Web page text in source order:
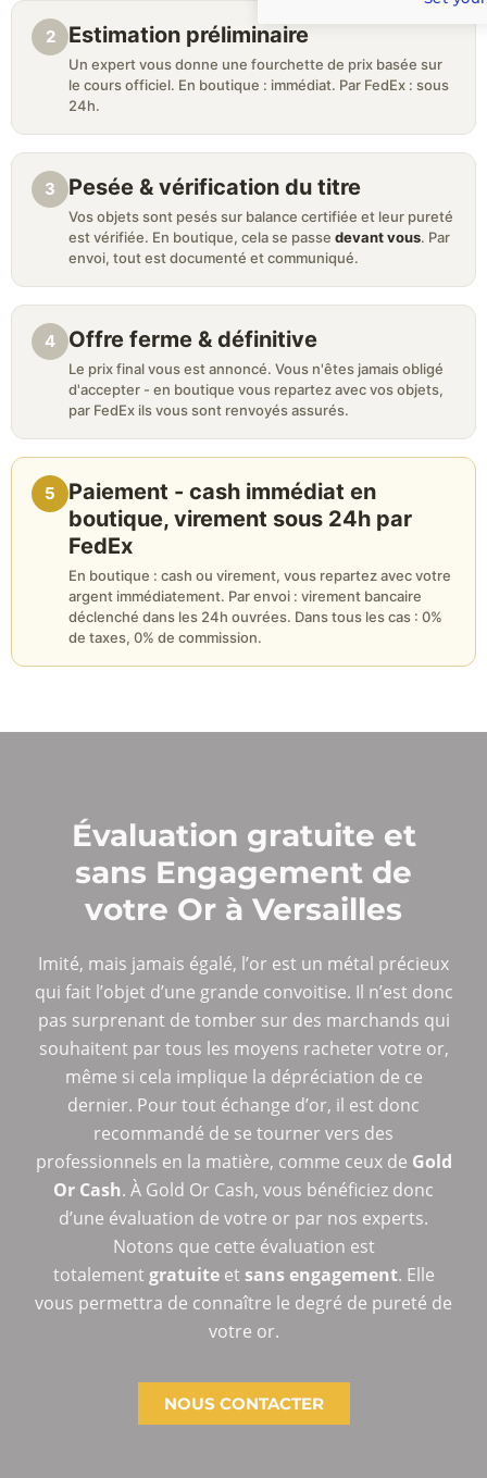
2 Estimation préliminaire
Un expert vous donne une fourchette de prix basée sur
le cours officiel. En boutique : immédiat. Par FedEx : sous
24h.
3 Pesée & vérification du titre
Vos objets sont pesés sur balance certifiée et leur pureté
est vérifiée. En boutique, cela se passe devant vous. Par
envoi, tout est documenté et communiqué.
4 Offre ferme & définitive
Le prix final vous est annoncé. Vous n'êtes jamais obligé
d'accepter - en boutique vous repartez avec vos objets,
par FedEx ils vous sont renvoyés assurés.
5
Paiement - cash immédiat en
boutique, virement sous 24h par
FedEx
En boutique : cash ou virement, vous repartez avec votre
argent immédiatement. Par envoi : virement bancaire
déclenché dans les 24h ouvrées. Dans tous les cas : 0%
de taxes, 0% de commission.
Évaluation gratuite et
sans Engagement de
votre Or à Versailles
Imité, mais jamais égalé, l’or est un métal précieux
qui fait l’objet d’une grande convoitise. Il n’est donc
pas surprenant de tomber sur des marchands qui
souhaitent par tous les moyens racheter votre or,
même si cela implique la dépréciation de ce
dernier. Pour tout échange d’or, il est donc
recommandé de se tourner vers des
professionnels en la matière, comme ceux de Gold
Or Cash. À Gold Or Cash, vous bénéficiez donc
d’une évaluation de votre or par nos experts.
Notons que cette évaluation est
totalement gratuiteet sans engagement. Elle
vous permettra de connaître le degré de pureté de
votre or.
NOUS CONTACTER